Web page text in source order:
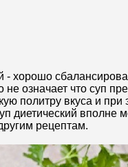
- хорошо
не означает что суп
политру вкуса и при
диетический вполне
рецептам.